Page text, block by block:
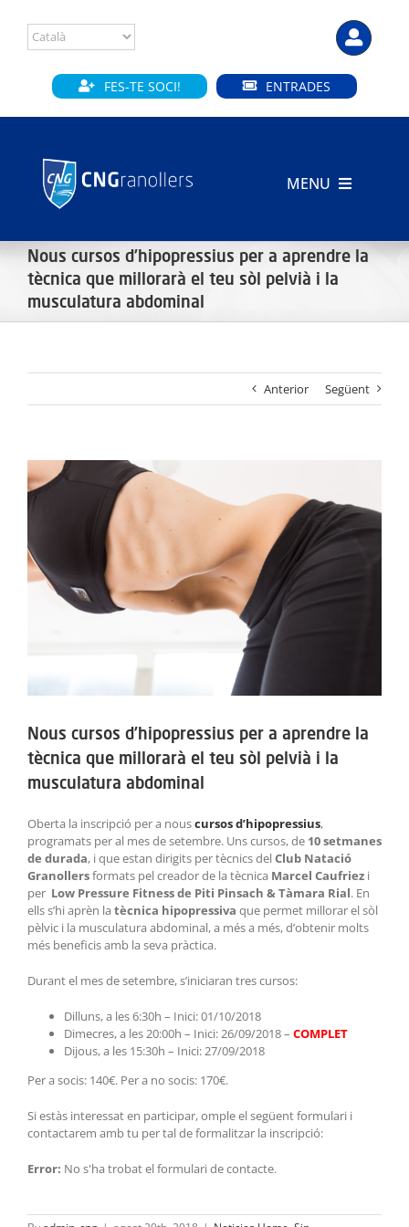
content
FES-TE SOCI! ENTRADES
MENU
CLUB
INSTAL·LACIONS
SERVEIS
BLOG
EMPRESES
Nous cursos d’hipopressius per a aprendre la
tècnica que millorarà el teu sòl pelvià i la
musculatura abdominal
Anterior Següent
Larger
Image
Nous cursos d’hipopressius per a aprendre la
tècnica que millorarà el teu sòl pelvià i la
musculatura abdominal
Oberta la inscripció per a nouscursos d’hipopressius,
programats per al mes de setembre. Uns cursos, de 10 setmanes
de durada, i que estan dirigits per tècnics delClub Natació
Granollersformats pel creador de la tècnica Marcel Caufriez i
per Low Pressure Fitness de Piti Pinsach & Tàmara Rial. En
ells s’hi aprèn la tècnica hipopressiva que permet millorar el sòl
pèlvic i la musculatura abdominal, a més a més, d’obtenir molts
més beneficis amb la seva pràctica.
Durant el mes de setembre, s’iniciaran tres cursos:
Dilluns, a les 6:30h – Inici: 01/10/2018
Dimecres, a les 20:00h – Inici: 26/09/2018 – COMPLET
Dijous, a les 15:30h – Inici: 27/09/2018
Per a socis: 140€. Per a no socis: 170€.
Si estàs interessat en participar, omple el següent formulari i
contactarem amb tu per tal de formalitzar la inscripció:
Error: No s'ha trobat el formulari de contacte.